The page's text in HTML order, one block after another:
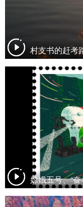
村支书的赶考
嫦娥五号、“